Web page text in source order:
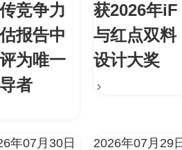
竞争力
报告中
为唯一
者
获2026年iF
与红点双料
设计大奖
年07月30日 2026年07月29